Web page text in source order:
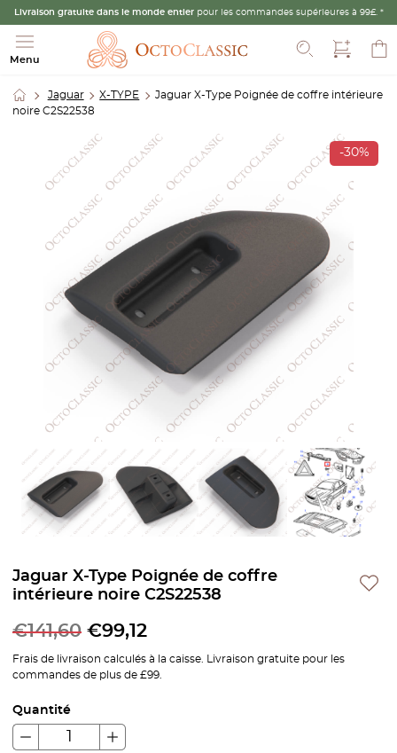
Livraison gratuite dans le monde entier pour les commandes supérieures à 99£. *
Menu
Recherche
Jaguar X-TYPE
Jaguar X-Type Poignée de coffre intérieure
noire C2S22538
-30%
Jaguar X-Type Poignée de coffre
intérieure noire C2S22538
€141,60 €99,12
Frais de livraison calculés à la caisse. Livraison gratuite pour les
commandes de plus de £99.
Quantité